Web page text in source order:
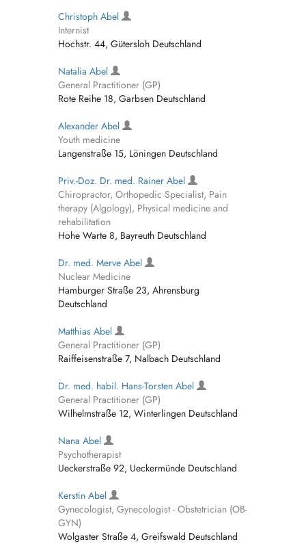
Christoph Abel
Internist
Hochstr. 44, Gütersloh Deutschland
Natalia Abel
General Practitioner (GP)
Rote Reihe 18, Garbsen Deutschland
Alexander Abel
Youth medicine
Langenstraße 15, Löningen Deutschland
Priv.-Doz. Dr. med. Rainer Abel
Chiropractor, Orthopedic Specialist, Pain
therapy (Algology), Physical medicine and
rehabilitation
Hohe Warte 8, Bayreuth Deutschland
Dr. med. Merve Abel
Nuclear Medicine
Hamburger Straße 23, Ahrensburg
Deutschland
Matthias Abel
General Practitioner (GP)
Raiffeisenstraße 7, Nalbach Deutschland
Dr. med. habil. Hans-Torsten Abel
General Practitioner (GP)
Wilhelmstraße 12, Winterlingen Deutschland
Nana Abel
Psychotherapist
Ueckerstraße 92, Ueckermünde Deutschland
Kerstin Abel
Gynecologist, Gynecologist - Obstetrician (OB-
GYN)
Wolgaster Straße 4, Greifswald Deutschland